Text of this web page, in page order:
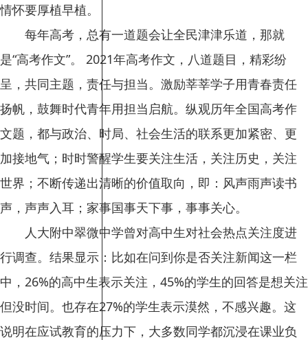
情怀要厚植早植。
每年高考，总有一道题会让全民津津乐道，那就
是“高考作文”。 2021年高考作文，八道题目，精彩纷
呈，共同主题，责任与担当。激励莘莘学子用青春责任
扬帆，鼓舞时代青年用担当启航。纵观历年全国高考作
文题，都与政治、时局、社会生活的联系更加紧密、更
加接地气；时时警醒学生要关注生活，关注历史，关注
世界；不断传递出清晰的价值取向，即：风声雨声读书
声，声声入耳；家事国事天下事，事事关心。
人大附中翠微中学曾对高中生对社会热点关注度进
行调查。结果显示：比如在问到你是否关注新闻这一栏
中，26%的高中生表示关注，45%的学生的回答是想关注
但没时间。也存在27%的学生表示漠然，不感兴趣。这
说明在应试教育的压力下，大多数同学都沉浸在课业负